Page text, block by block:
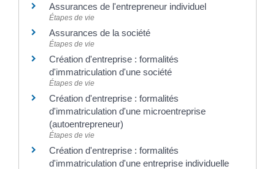
Assurances de l'entrepreneur individuel
Étapes de vie
Assurances de la société
Étapes de vie
Création d'entreprise : formalités
d'immatriculation d'une société
Étapes de vie
Création d'entreprise : formalités
d'immatriculation d'une microentreprise
(autoentrepreneur)
Étapes de vie
Création d'entreprise : formalités
d'immatriculation d'une entreprise individuelle